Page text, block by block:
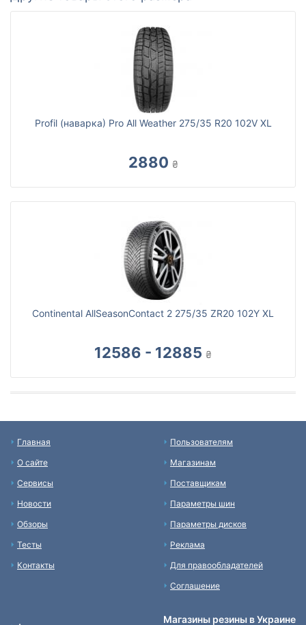
Profil (наварка) Pro All Weather 275/35 R20 102V XL
2880 ₴
Continental AllSeasonContact 2 275/35 ZR20 102Y XL
12586 - 12885 ₴
Главная
О сайте
Сервисы
Новости
Обзоры
Тесты
Контакты
Пользователям
Магазинам
Поставщикам
Параметры шин
Параметры дисков
Реклама
Для правообладателей
Соглашение
Магазины резины в Украине